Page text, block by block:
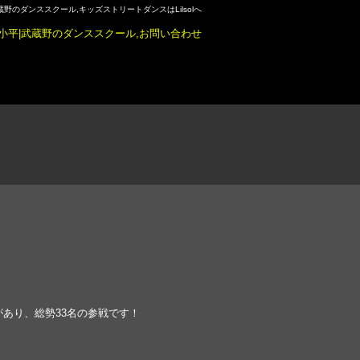
野のダンススクール,キッズストリートダンスはLilsolへ
り、総勢33名の参戦です！